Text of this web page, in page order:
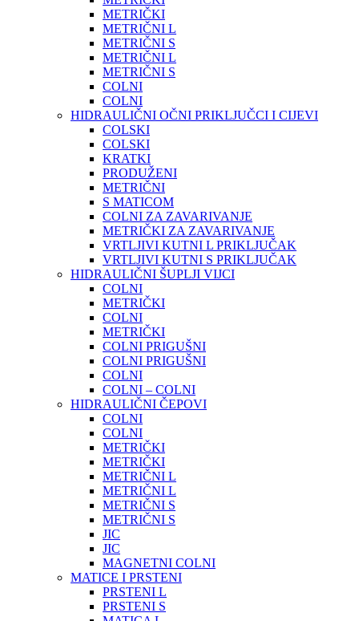
METRIČKI
METRIČNI L
METRIČNI S
METRIČNI L
METRIČNI S
COLNI
COLNI
HIDRAULIČNI OČNI PRIKLJUČCI I CIJEVI
COLSKI
COLSKI
KRATKI
PRODUŽENI
METRIČNI
S MATICOM
COLNI ZA ZAVARIVANJE
METRIČKI ZA ZAVARIVANJE
VRTLJIVI KUTNI L PRIKLJUČAK
VRTLJIVI KUTNI S PRIKLJUČAK
HIDRAULIČNI ŠUPLJI VIJCI
COLNI
METRIČKI
COLNI
METRIČKI
COLNI PRIGUŠNI
COLNI PRIGUŠNI
COLNI
COLNI – COLNI
HIDRAULIČNI ČEPOVI
COLNI
COLNI
METRIČKI
METRIČKI
METRIČNI L
METRIČNI L
METRIČNI S
METRIČNI S
JIC
JIC
MAGNETNI COLNI
MATICE I PRSTENI
PRSTENI L
PRSTENI S